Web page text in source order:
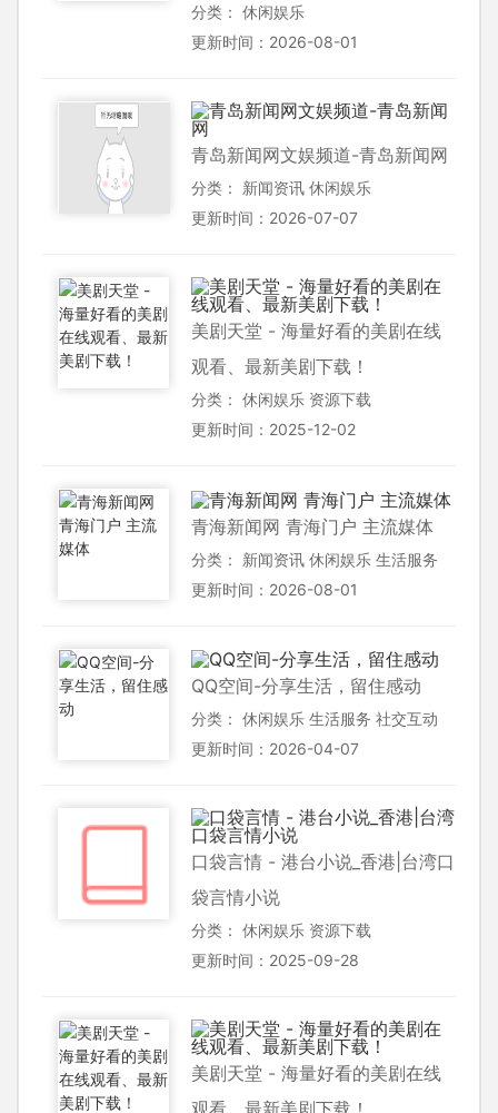
分类： 休闲娱乐
更新时间：2026-08-01
青岛新闻网文娱频道-青岛新闻网
分类： 新闻资讯 休闲娱乐
更新时间：2026-07-07
美剧天堂 - 海量好看的美剧在线
观看、最新美剧下载！
分类： 休闲娱乐 资源下载
更新时间：2025-12-02
青海新闻网 青海门户 主流媒体
分类： 新闻资讯 休闲娱乐 生活服务
更新时间：2026-08-01
QQ空间-分享生活，留住感动
分类： 休闲娱乐 生活服务 社交互动
更新时间：2026-04-07
口袋言情 - 港台小说_香港|台湾口
袋言情小说
分类： 休闲娱乐 资源下载
更新时间：2025-09-28
美剧天堂 - 海量好看的美剧在线